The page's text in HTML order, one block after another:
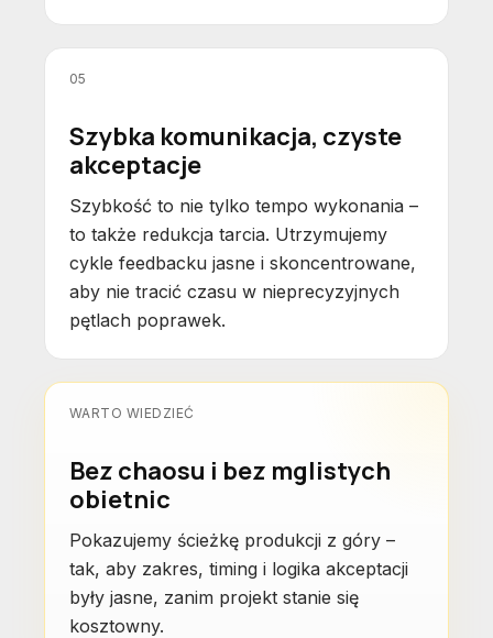
05
Szybka komunikacja, czyste
akceptacje
Szybkość to nie tylko tempo wykonania –
to także redukcja tarcia. Utrzymujemy
cykle feedbacku jasne i skoncentrowane,
aby nie tracić czasu w nieprecyzyjnych
pętlach poprawek.
WARTO WIEDZIEĆ
Bez chaosu i bez mglistych
obietnic
Pokazujemy ścieżkę produkcji z góry –
tak, aby zakres, timing i logika akceptacji
były jasne, zanim projekt stanie się
kosztowny.